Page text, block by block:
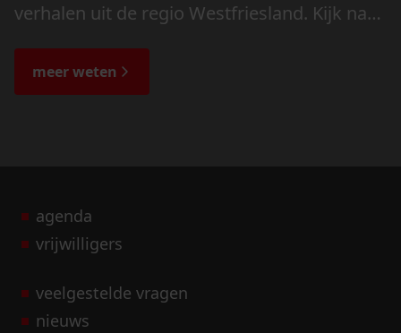
verhalen uit de regio Westfriesland. Kijk naar
de bijzondere verhalen.
meer weten
agenda
vrijwilligers
veelgestelde vragen
nieuws